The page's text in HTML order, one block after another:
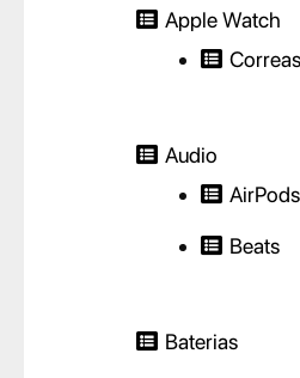
Apple Watch
Correas
Audio
AirPods
Beats
Baterias